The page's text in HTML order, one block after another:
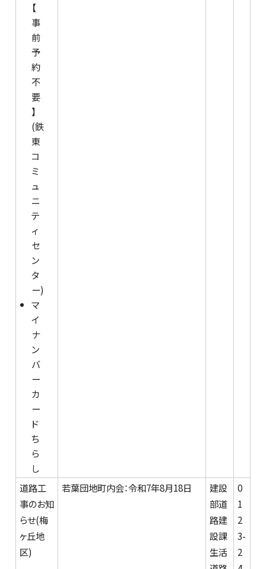
【
事
前
予
約
不
要
】
(鉄
東
コ
ミ
ュ
ニ
テ
ィ
セ
ン
タ
ー)
マ
イ
ナ
ン
バ
ー
カ
ー
ド
ち
ら
し
道路工
事のお知
らせ(梅
ヶ丘地
区)
若葉団地町内会：令和7年8月18日
建設
部道
路建
設課
生活
0
1
2
3-
2